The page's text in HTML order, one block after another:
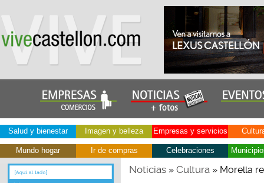
Salud y bienestar Imagen y belleza Empresas y servicios
Mundo hogar Ir de compras Celebraciones
Noticias» Cultura» Morella